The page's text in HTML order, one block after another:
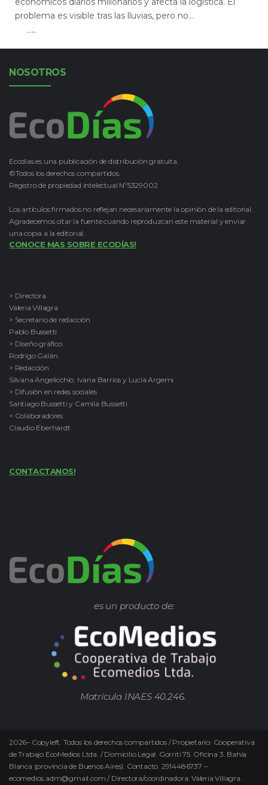
problema es visible tras las lluvias, pero no...
Leer Más
NOSOTROS
Ecodías es una publicación de distribución gratuita.
©Todos los derechos compartidos.
Registro de propiedad intelectual Nº5329002
Los artículos firmados no reflejan necesariamente la opinión de la editorial.
Agradecemos citar la fuente cuando reproduzcan este material y enviar
una copia a la editorial.
CONOCE MAS SOBRE ECODÍAS!
> Directora
Valeria Villagra
> Secretario de redacción
Pablo Bussetti
> Diseño gráfico
Rodrigo Galán
> Redacción
Silvana Angelicchio, Ivana Barrios y Lucía Argemi
> Difusión en redes sociales
Santiago Bussetti y Camila Bussetti
> Colaboradores
Claudio Eberhardt
CONTACTANOS!
es un producto de:
Matrícula INAES 40.246.
2026– Copyleft. Todos los derechos compartidos / Propietario: Cooperativa
de Trabajo EcoMedios Ltda. / Domicilio Legal: Gorriti 75. Oficina 3. Bahía
Blanca (provincia de Buenos Aires). Contacto. 2914486737 –
ecomedios.adm@gmail.com / Directora/coordinadora: Valeria Villagra.